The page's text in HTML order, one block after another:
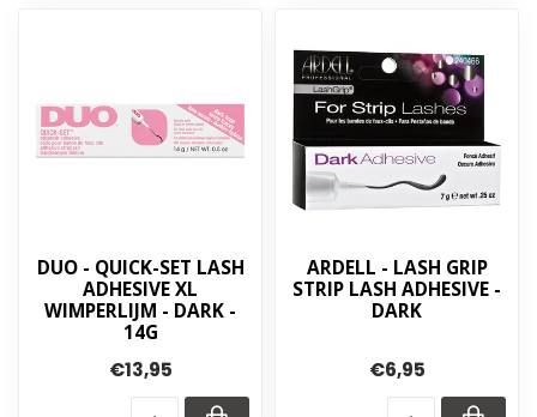
DUO - QUICK-SET LASH
ADHESIVE XL
WIMPERLIJM - DARK -
14G
€13,95
ARDELL - LASH GRIP
STRIP LASH ADHESIVE -
DARK
€6,95